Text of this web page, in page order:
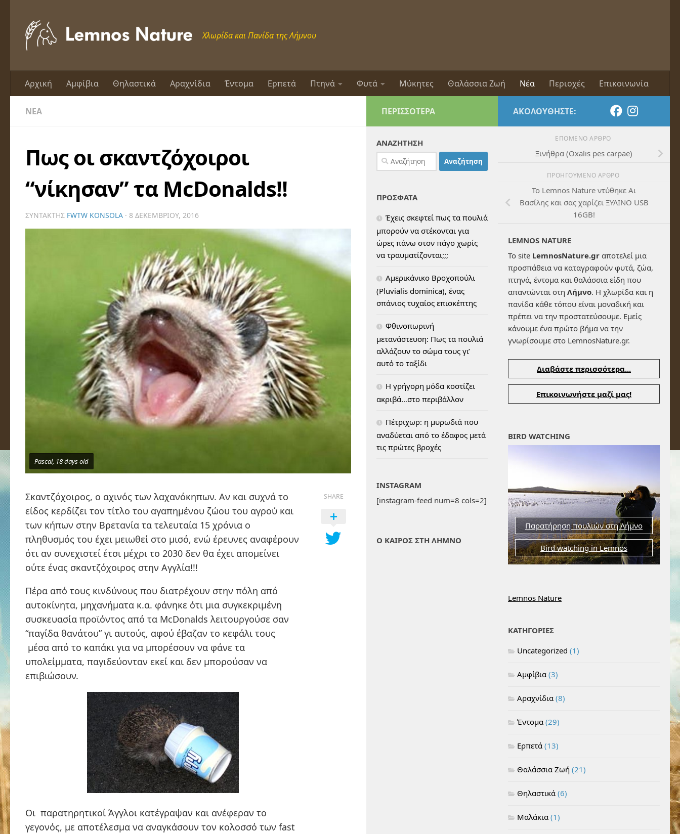
Χλωρίδα και Πανίδα της Λήμνου
Αρχική Αμφίβια Θηλαστικά Αραχνίδια Έντομα Ερπετά Πτηνά Φυτά Μύκητες Θαλάσσια Ζωή Νέα Περιοχές Επικοινωνία
ΝΈΑ
Πως οι σκαντζόχοιροι
“νίκησαν” τα McDonalds!!
ΣΥΝΤΆΚΤΗΣ FWTW KONSOLA · 8 ΔΕΚΕΜΒΡΊΟΥ, 2016
Pascal, 18 days old
Σκαντζόχοιρος, ο αχινός των λαχανόκηπων. Αν και συχνά το
είδος κερδίζει τον τίτλο του αγαπημένου ζώου του αγρού και
των κήπων στην Βρετανία τα τελευταία 15 χρόνια ο
πληθυσμός του έχει μειωθεί στο μισό, ενώ έρευνες αναφέρουν
ότι αν συνεχιστεί έτσι μέχρι το 2030 δεν θα έχει απομείνει
ούτε ένας σκαντζόχοιρος στην Αγγλία!!!
Πέρα από τους κινδύνους που διατρέχουν στην πόλη από
αυτοκίνητα, μηχανήματα κ.α. φάνηκε ότι μια συγκεκριμένη
συσκευασία προϊόντος από τα McDonalds λειτουργούσε σαν
“παγίδα θανάτου” γι αυτούς, αφού έβαζαν το κεφάλι τους
μέσα από το καπάκι για να μπορέσουν να φάνε τα
υπολείμματα, παγιδεύονταν εκεί και δεν μπορούσαν να
επιβιώσουν.
Οι παρατηρητικοί Άγγλοι κατέγραψαν και ανέφεραν το
γεγονός, με αποτέλεσμα να αναγκάσουν τον κολοσσό των fast
SHARE
ΑΚΟΛΟΥΘΉΣΤΕ:
ΕΠΌΜΕΝΟ ΆΡΘΡΟ
Ξινήθρα (Oxalis pes carpae)
ΠΡΟΗΓΟΎΜΕΝΟ ΆΡΘΡΟ
To Lemnos Nature ντύθηκε Αι
Βασίλης και σας χαρίζει ΞΥΛΙΝΟ USB
16GB!
LEMNOS NATURE
Το site LemnosNature.gr αποτελεί μια
προσπάθεια να καταγραφούν φυτά, ζώα,
πτηνά, έντομα και θαλάσσια είδη που
απαντώνται στη Λήμνο. Η χλωρίδα και η
πανίδα κάθε τόπου είναι μοναδική και
πρέπει να την προστατεύσουμε. Εμείς
κάνουμε ένα πρώτο βήμα να την
γνωρίσουμε στο LemnosNature.gr.
Διαβάστε περισσότερα...
Επικοινωνήστε μαζί μας!
BIRD WATCHING
Παρατήρηση πουλιών στη Λήμνο
Bird watching in Lemnos
Lemnos Nature
ΚΑΤΗΓΟΡΙΕΣ
Uncategorized (1)
Αμφίβια (3)
Αραχνίδια (8)
Έντομα (29)
Ερπετά (13)
Θαλάσσια Ζωή (21)
Θηλαστικά (6)
Μαλάκια (1)
ΠΕΡΙΣΣΌΤΕΡΑ
ΑΝΑΖΗΤΗΣΗ
Αναζήτηση
για:
ΠΡΟΣΦΑΤΑ
Έχεις σκεφτεί πως τα πουλιά
μπορούν να στέκονται για
ώρες πάνω στον πάγο χωρίς
να τραυματίζονται;;;
Αμερικάνικο Βροχοπούλι
(Pluvialis dominica), ένας
σπάνιος τυχαίος επισκέπτης
Φθινοπωρινή
μετανάστευση: Πως τα πουλιά
αλλάζουν το σώμα τους γι’
αυτό το ταξίδι
H γρήγορη μόδα κοστίζει
ακριβά…στο περιβάλλον
Πέτριχωρ: η μυρωδιά που
αναδύεται από το έδαφος μετά
τις πρώτες βροχές
INSTAGRAM
[instagram-feed num=8 cols=2]
Ο ΚΑΙΡΟΣ ΣΤΗ ΛΗΜΝΟ